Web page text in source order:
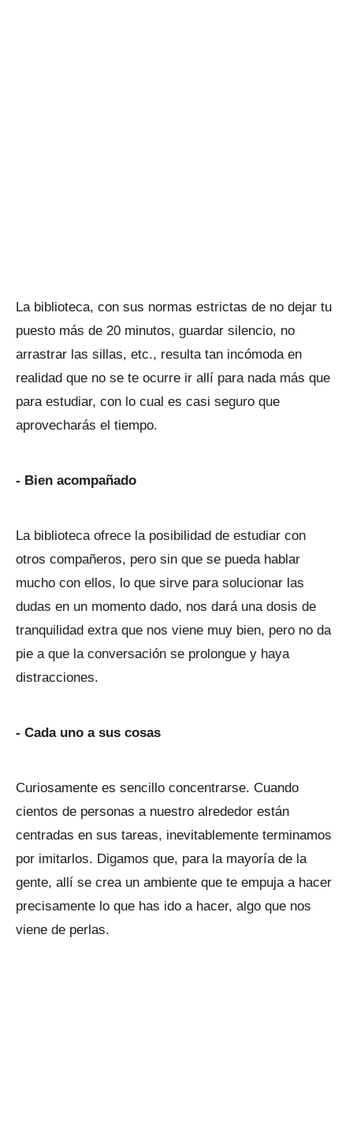
La biblioteca, con sus normas estrictas de no dejar tu
puesto más de 20 minutos, guardar silencio, no
arrastrar las sillas, etc., resulta tan incómoda en
realidad que no se te ocurre ir allí para nada más que
para estudiar, con lo cual es casi seguro que
aprovecharás el tiempo.
- Bien acompañado
La biblioteca ofrece la posibilidad de estudiar con
otros compañeros, pero sin que se pueda hablar
mucho con ellos, lo que sirve para solucionar las
dudas en un momento dado, nos dará una dosis de
tranquilidad extra que nos viene muy bien, pero no da
pie a que la conversación se prolongue y haya
distracciones.
- Cada uno a sus cosas
Curiosamente es sencillo concentrarse. Cuando
cientos de personas a nuestro alrededor están
centradas en sus tareas, inevitablemente terminamos
por imitarlos. Digamos que, para la mayoría de la
gente, allí se crea un ambiente que te empuja a hacer
precisamente lo que has ido a hacer, algo que nos
viene de perlas.